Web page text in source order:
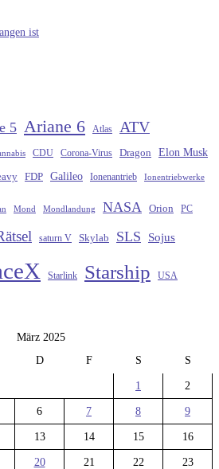
ist
5 Ariane 6 Atlas ATV
CDU Corona-Virus Dragon Elon Musk
FDP Galileo Ionenantrieb Ionentriebwerke
Mond Mondlandung NASA Orion PC
saturn V Skylab SLS Sojus
Starlink Starship USA
März 2025
D F S S
1 2
6 7 8 9
13 14 15 16
20 21 22 23